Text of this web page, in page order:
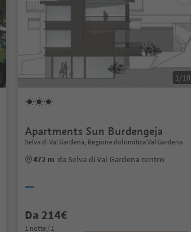
1/10
Apartments Sun Burdengeja
Selva di Val Gardena, Regione dolomitica Val Gardena
472 m da Selva di Val Gardena centro
Da 214€
1 notte / 1